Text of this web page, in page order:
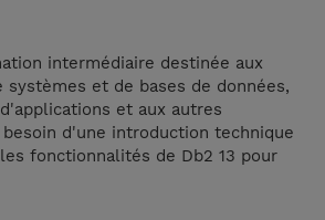
intermédiaire destinée aux
systèmes et de bases de données,
et aux autres
d'une introduction technique
fonctionnalités de Db2 13 pour